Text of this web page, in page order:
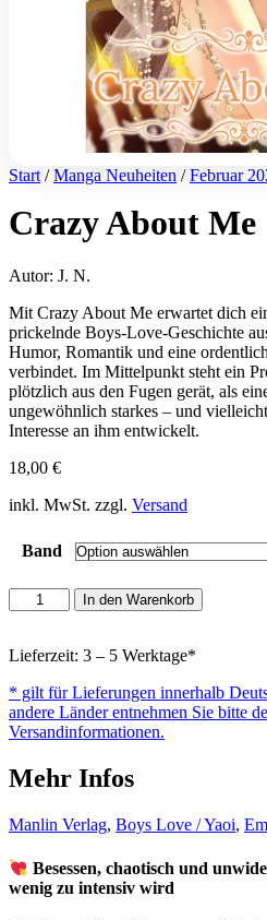
Start /Manga Neuheiten /Februar
Crazy About Me
Autor: J. N.
Mit Crazy About Me erwartet dich
prickelnde Boys-Love-Geschichte
Humor, Romantik und eine
verbindet. Im Mittelpunkt steht ein
plötzlich aus den Fugen gerät, als
ungewöhnlich starkes – und
Interesse an ihm entwickelt.
18,00 €
inkl. MwSt. zzgl. Versand
Band
Crazy
About
Menge
In den Warenkorb
Lieferzeit: 3 – 5 Werktage*
* gilt für Lieferungen innerhalb
andere Länder entnehmen Sie bitte
Versandinformationen.
Mehr Infos
Manlin Verlag, Boys Love / Yaoi,
Besessen, chaotisch und
wenig zu intensiv wird